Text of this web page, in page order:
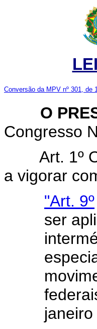
Conversão da MPV nº 301, de
O
Congresso
Art. 1º
a vigorar
"Art. 9º
ser